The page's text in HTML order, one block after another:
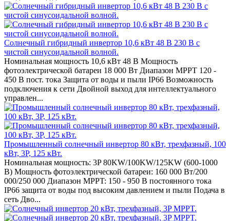
Солнечный гибридный инвертор 10,6 кВт 48 В 230 В с
чистой синусоидальной волной.
Номинальная мощность 10,6 кВт 48 В Мощность
фотоэлектрической батареи 18 000 Вт Диапазон MPPT 120 -
450 В пост. тока Защита от воды и пыли IP66 Возможность
подключения к сети Двойной выход для интеллектуального
управлен...
Промышленный солнечный инвертор 80 кВт, трехфазный, 100
кВт, 3P, 125 кВт.
Номинальная мощность: 3P 80KW/100KW/125KW (600-1000
В) Мощность фотоэлектрической батареи: 160 000 Вт/200
000/250 000 Диапазон MPPT: 150 - 950 В постоянного тока
IP66 защита от воды под высоким давлением и пыли Подача в
сеть Дво...